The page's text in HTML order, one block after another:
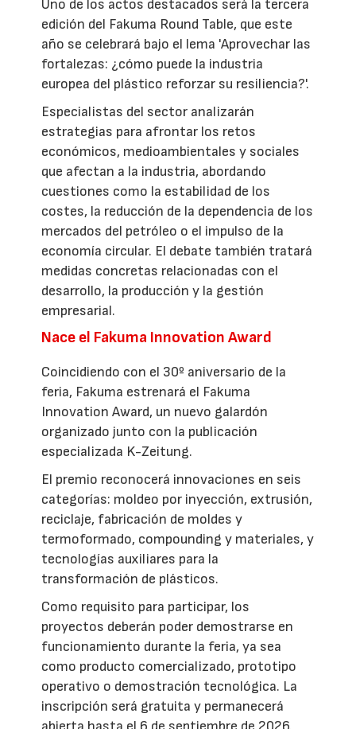
Uno de los actos destacados será la tercera
edición del Fakuma Round Table, que este
año se celebrará bajo el lema 'Aprovechar las
fortalezas: ¿cómo puede la industria
europea del plástico reforzar su resiliencia?'.
Especialistas del sector analizarán
estrategias para afrontar los retos
económicos, medioambientales y sociales
que afectan a la industria, abordando
cuestiones como la estabilidad de los
costes, la reducción de la dependencia de los
mercados del petróleo o el impulso de la
economía circular. El debate también tratará
medidas concretas relacionadas con el
desarrollo, la producción y la gestión
empresarial.
Nace el Fakuma Innovation Award
Coincidiendo con el 30º aniversario de la
feria, Fakuma estrenará el Fakuma
Innovation Award, un nuevo galardón
organizado junto con la publicación
especializada K-Zeitung.
El premio reconocerá innovaciones en seis
categorías: moldeo por inyección, extrusión,
reciclaje, fabricación de moldes y
termoformado, compounding y materiales, y
tecnologías auxiliares para la
transformación de plásticos.
Como requisito para participar, los
proyectos deberán poder demostrarse en
funcionamiento durante la feria, ya sea
como producto comercializado, prototipo
operativo o demostración tecnológica. La
inscripción será gratuita y permanecerá